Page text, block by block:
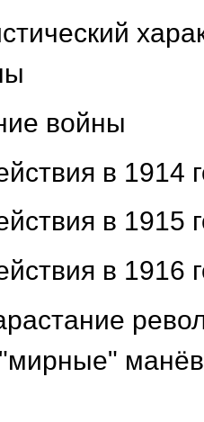
войны
в 1914
в 1915
в 1916
"мирные"